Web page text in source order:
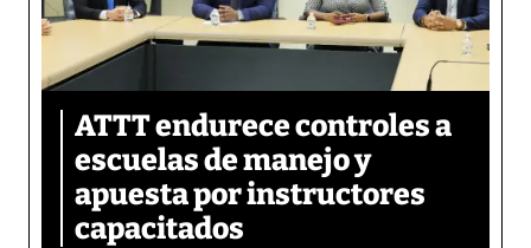
ATTT endurece controles a
escuelas de manejo y
apuesta por instructores
capacitados